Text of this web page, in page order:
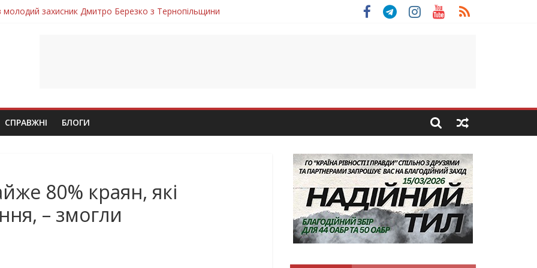
молодий захисник Дмитро Березко з Тернопільщини
Петро Федів повертається до рідного дому «на щиті»
скорботі: на щиті повертається воїн Володимир Паламарчук
безвісти, – Ангелом додому повертається захисник Михайло Скоробогатий з Тернопільщини
СПРАВЖНІ БЛОГИ
80% краян, які
– змогли